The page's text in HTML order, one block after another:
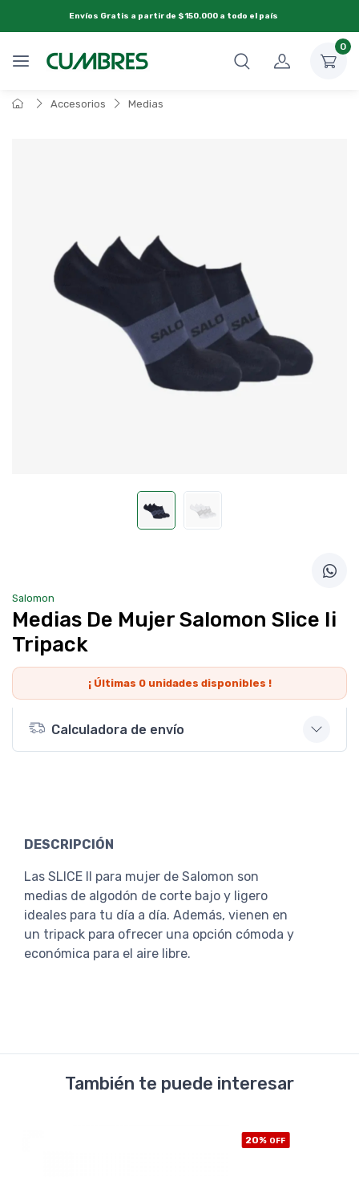
Envíos Gratis a partir de $150.000 a todo el país
0
Accesorios Medias
Salomon
Medias De Mujer Salomon Slice Ii
Tripack
¡ Últimas 0unidades disponibles !
Calculadora de envío
DESCRIPCIÓN
Las SLICE II para mujer de Salomon son
medias de algodón de corte bajo y ligero
ideales para tu día a día. Además, vienen en
un tripack para ofrecer una opción cómoda y
económica para el aire libre.
También te puede interesar
20% OFF